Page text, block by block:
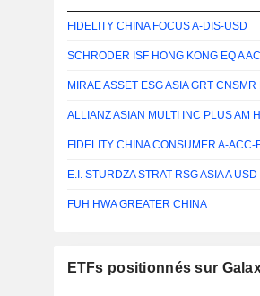
FIDELITY CHINA FOCUS A-DIS-USD
ALLIANZ ASIAN MULTI INC PLUS AM
FIDELITY CHINA CONSUMER A-ACC-
E.I. STURDZA STRAT RSG ASIA A USD
FUH HWA GREATER CHINA
ETFs positionnés sur